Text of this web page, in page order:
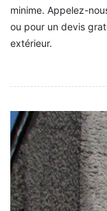
minime. Appelez-
ou pour un devis
extérieur.